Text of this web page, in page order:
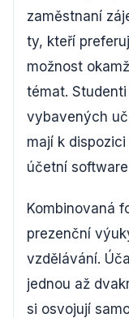
zaměstnaní
ty, kteří
možnost
témat.
vybavených
mají k
účetní
Kombinovaná
prezenční
vzdělávání.
jednou až
si osvojují